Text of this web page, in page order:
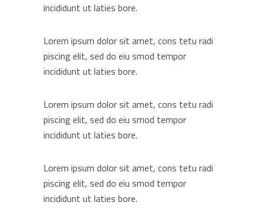
incididunt ut laties bore.
Lorem ipsum dolor sit amet, cons tetu radi
piscing elit, sed do eiu smod tempor
incididunt ut laties bore.
Lorem ipsum dolor sit amet, cons tetu radi
piscing elit, sed do eiu smod tempor
incididunt ut laties bore.
Lorem ipsum dolor sit amet, cons tetu radi
piscing elit, sed do eiu smod tempor
incididunt ut laties bore.